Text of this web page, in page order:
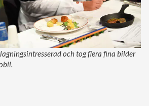
och tog flera fina bilder